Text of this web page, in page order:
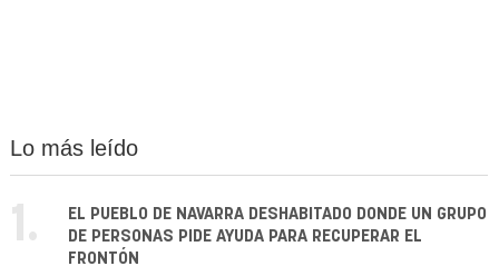
Lo más leído
1.
EL PUEBLO DE NAVARRA DESHABITADO DONDE UN GRUPO
DE PERSONAS PIDE AYUDA PARA RECUPERAR EL
FRONTÓN